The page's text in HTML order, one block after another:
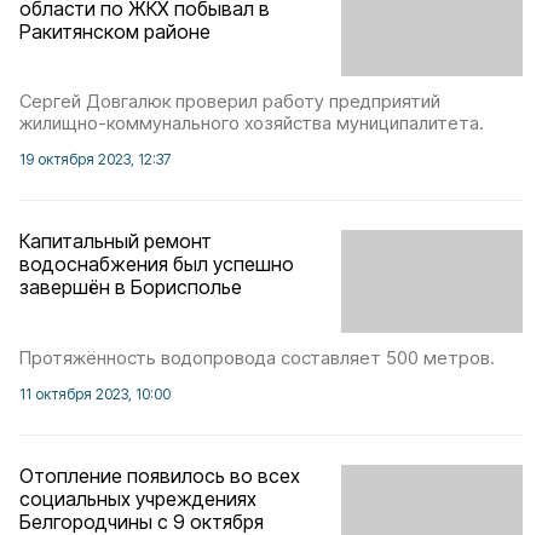
области по ЖКХ побывал в
Ракитянском районе
Сергей Довгалюк проверил работу предприятий
жилищно-коммунального хозяйства муниципалитета.
19 октября 2023, 12:37
Капитальный ремонт
водоснабжения был успешно
завершён в Борисполье
Протяжённость водопровода составляет 500 метров.
11 октября 2023, 10:00
Отопление появилось во всех
социальных учреждениях
Белгородчины с 9 октября